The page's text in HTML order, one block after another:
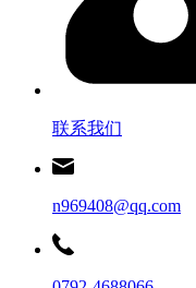
联系我们
n969408@qq.com